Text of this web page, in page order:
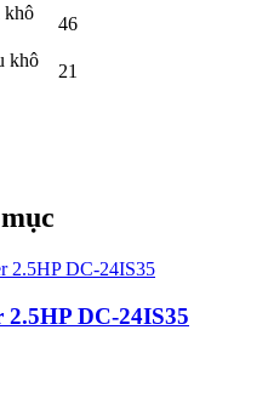
khô
46
khô
21
DC-24IS35